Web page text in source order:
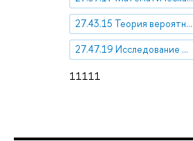
11111
27.43.15 Теория вероятностей и случайные процессы
27.47.19 Исследование операций